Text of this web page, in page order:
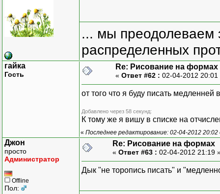
... мы преодолеваем
распределенных
гайка
Гость
Re: Рисование на формах
« Ответ #62 : 02-04-2012
от того что я буду писать
Добавлено через 58 секунд:
К тому же я вишу в списке на
« Последнее редактирование: 02-04-2012 20:02
Джон
просто
Администратор
Offline
Пол:
Re: Рисование на формах
« Ответ #63 : 02-04-2012 21:19
Дык "не торопись писать" и